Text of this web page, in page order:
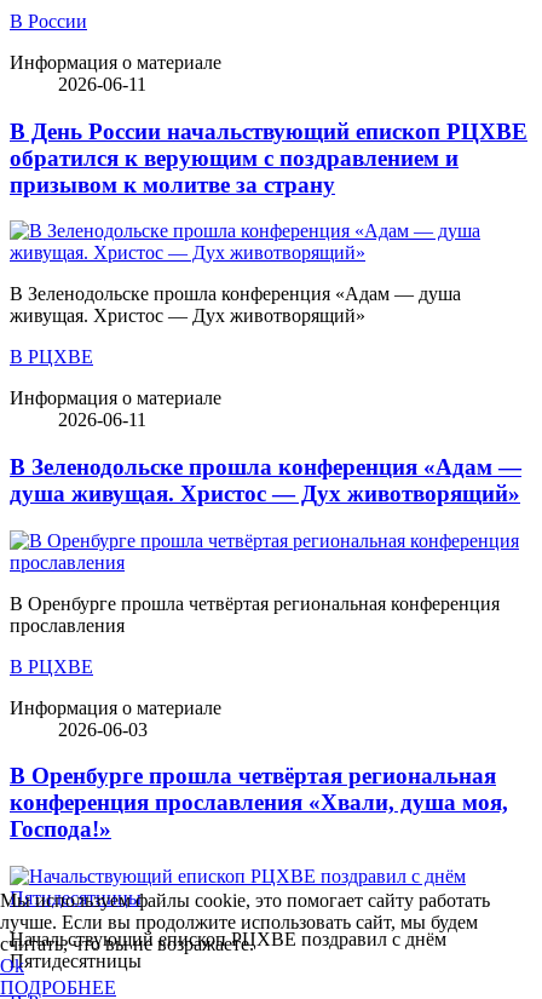
В России
Информация о материале
2026-06-11
В День России начальствующий епископ РЦХВЕ
обратился к верующим с поздравлением и
призывом к молитве за страну
В Зеленодольске прошла конференция «Адам — душа
живущая. Христос — Дух животворящий»
В РЦХВЕ
Информация о материале
2026-06-11
В Зеленодольске прошла конференция «Адам —
душа живущая. Христос — Дух животворящий»
В Оренбурге прошла четвёртая региональная конференция
прославления
В РЦХВЕ
Информация о материале
2026-06-03
В Оренбурге прошла четвёртая региональная
конференция прославления «Хвали, душа моя,
Господа!»
Начальствующий епископ РЦХВЕ поздравил с днём
Пятидесятницы
Мы используем файлы cookie, это помогает сайту работать
лучше. Если вы продолжите использовать сайт, мы будем
считать, что вы не возражаете.
Ok
ПОДРОБНЕЕ